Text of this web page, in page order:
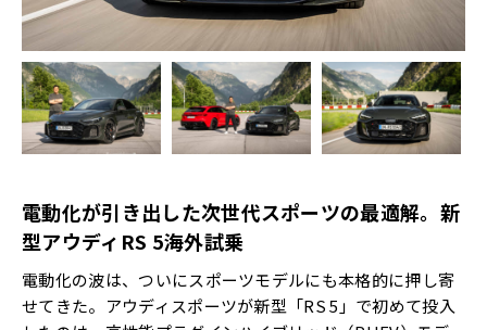
電動化が引き出した次世代スポーツの最適解。新
型アウディ RS 5海外試乗
電動化の波は、ついにスポーツモデルにも本格的に押し寄
せてきた。アウディスポーツが新型「RS 5」で初めて投入